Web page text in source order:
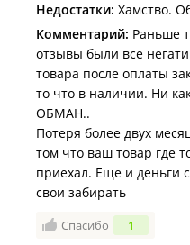
Недостатки: Хамство.
Комментарий: Раньше
отзывы были все
товара после оплаты
то что в наличии. Ни
ОБМАН..
Потеря более двух
том что ваш товар где
приехал. Еще и деньги
свои забирать
Спасибо 1